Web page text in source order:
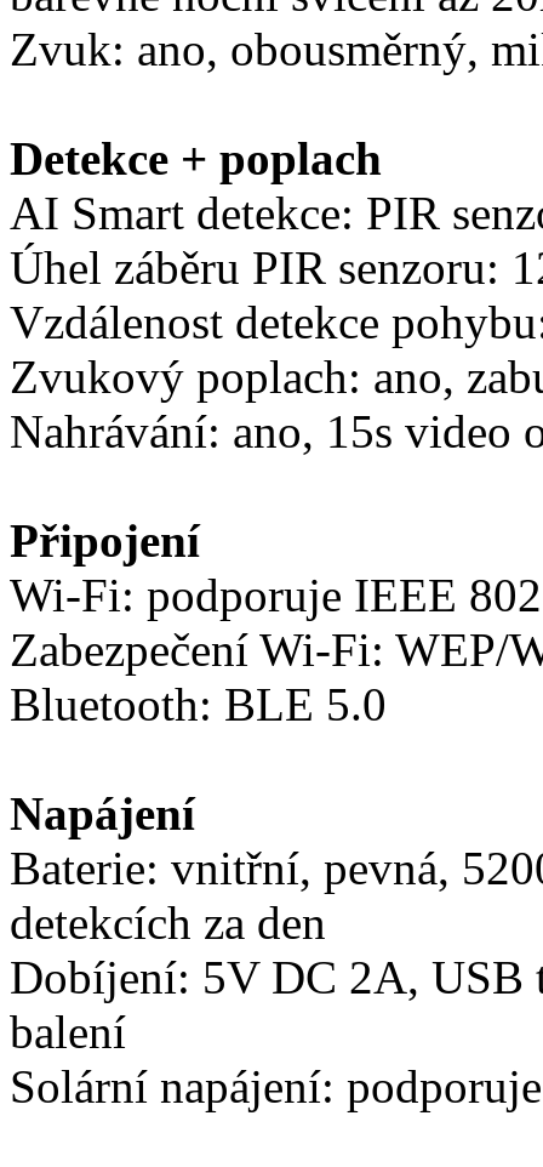
Zvuk: ano, obousměrný,
Detekce + poplach
AI Smart detekce: PIR
Úhel záběru PIR senzoru:
Vzdálenost detekce
Zvukový poplach: ano,
Nahrávání: ano, 15s video
Připojení
Wi-Fi: podporuje IEEE
Zabezpečení Wi-Fi: WEP/
Bluetooth: BLE 5.0
Napájení
Baterie: vnitřní, pevná,
detekcích za den
Dobíjení: 5V DC 2A, USB
balení
Solární napájení: